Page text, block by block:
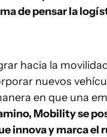
de pensar la
hacia la
nuevos
en que una
Mobility se
innova y marca el